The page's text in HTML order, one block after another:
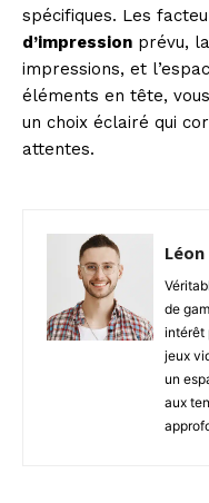
spécifiques. Les
d’impression prévu, la
impressions, et
éléments en tête,
un choix éclairé qui
attentes.
de
intérêt
jeux
un
aux